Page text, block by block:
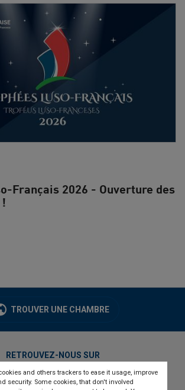
and others trackers to ease it usage, improve
security. Some cookies, that don't involved
Français 2026 - Ouverture des
!
TROUVER UNE CHAMBRE
RETROUVEZ-NOUS SUR
twitterlinkedinyoutube